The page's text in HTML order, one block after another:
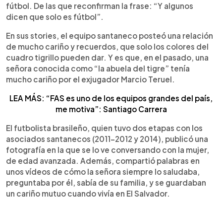
fútbol. De las que reconfirman la frase: “Y algunos
dicen que solo es fútbol”.
En sus stories, el equipo santaneco posteó una relación
de mucho cariño y recuerdos, que solo los colores del
cuadro tigrillo pueden dar. Y es que, en el pasado, una
señora conocida como “la abuela del tigre” tenía
mucho cariño por el exjugador Marcio Teruel.
LEA MÁS: “FAS es uno de los equipos grandes del país,
me motiva”: Santiago Carrera
El futbolista brasileño, quien tuvo dos etapas con los
asociados santanecos (2011-2012 y 2014), publicó una
fotografía en la que se lo ve conversando con la mujer,
de edad avanzada. Además, compartió palabras en
unos vídeos de cómo la señora siempre lo saludaba,
preguntaba por él, sabía de su familia, y se guardaban
un cariño mutuo cuando vivía en El Salvador.